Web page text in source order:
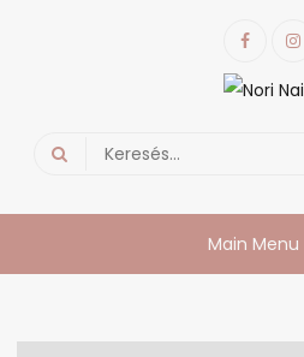
Facebook
Nori Nails
Search
Main Menu